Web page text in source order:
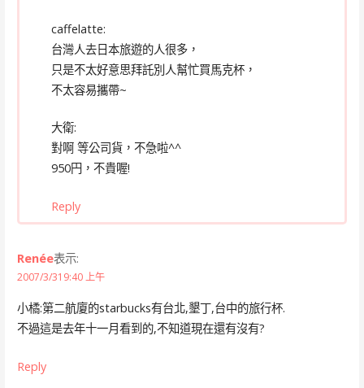
caffelatte:
台灣人去日本旅遊的人很多，
只是不太好意思拜託別人幫忙買馬克杯，
不太容易攜帶~
大衛:
對啊 等公司貨，不急啦^^
950円，不貴喔!
Reply
Renée表示:
2007/3/319:40 上午
小橘:第二航廈的starbucks有台北,墾丁,台中的旅行杯.
不過這是去年十一月看到的,不知道現在還有沒有?
Reply